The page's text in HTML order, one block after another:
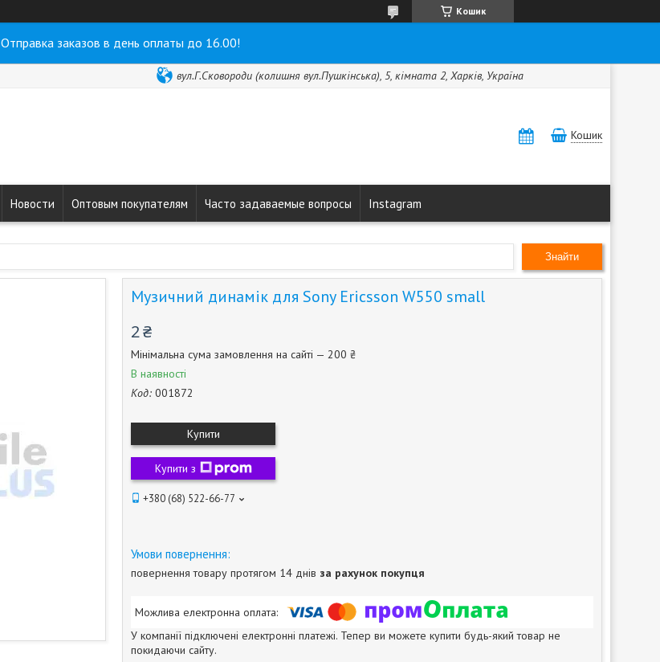
Кошик
Отправка заказов в день оплаты до 16.00!
вул.Г.Сковороди (колишня вул.Пушкінська), 5, кімната 2, Харків, Україна
Кошик
Новости Оптовым покупателям Часто задаваемые вопросы Instagram
Знайти
Музичний динамік для Sony Ericsson W550 small
2 ₴
Мінімальна сума замовлення на сайті — 200 ₴
В наявності
Код: 001872
Купити
Купити з
+380 (68) 522-66-77
повернення товару протягом 14 днів за рахунок покупця
У компанії підключені електронні платежі. Тепер ви можете купити будь-який товар не
покидаючи сайту.